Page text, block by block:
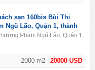
20000 USD
2000 m2
sạn 160bis Bùi Thị
Ngũ Lão, Quận 1, thành
tích 2000m2, 1 hầm, 11
Phạm Ngũ Lão, Quận 1,